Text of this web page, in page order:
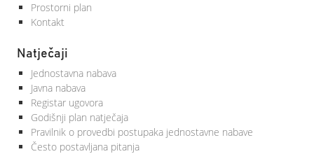
Prostorni plan
Kontakt
Natječaji
Jednostavna nabava
Javna nabava
Registar ugovora
Godišnji plan natječaja
Pravilnik o provedbi postupaka jednostavne nabave
Često postavljana pitanja